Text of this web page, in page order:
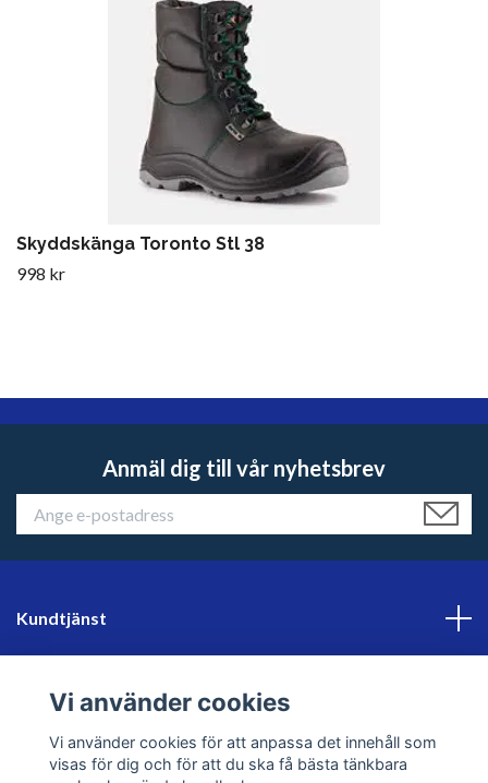
Skyddskänga Toronto Stl 38
998 kr
Anmäl dig till vår nyhetsbrev
Kundtjänst
Sociala medier
Vi använder cookies
Vi använder cookies för att anpassa det innehåll som
visas för dig och för att du ska få bästa tänkbara